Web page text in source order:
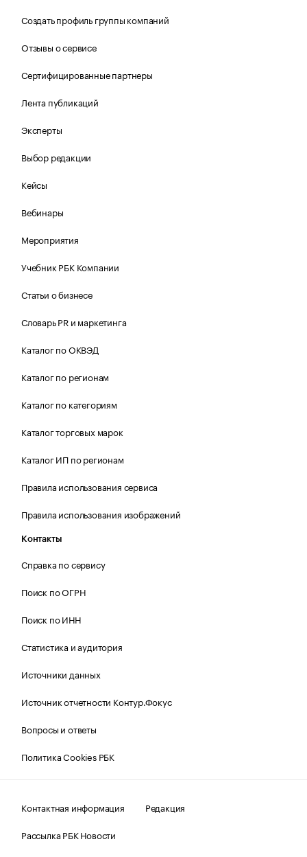
Создать профиль группы компаний
Отзывы о сервисе
Сертифицированные партнеры
Лента публикаций
Эксперты
Выбор редакции
Кейсы
Вебинары
Мероприятия
Учебник РБК Компании
Статьи о бизнесе
Словарь PR и маркетинга
Каталог по ОКВЭД
Каталог по регионам
Каталог по категориям
Каталог торговых марок
Каталог ИП по регионам
Правила использования сервиса
Правила использования изображений
Контакты
Справка по сервису
Поиск по ОГРН
Поиск по ИНН
Статистика и аудитория
Источники данных
Источник отчетности Контур.Фокус
Вопросы и ответы
Политика Cookies РБК
Контактная информация
Редакция
Рассылка РБК Новости